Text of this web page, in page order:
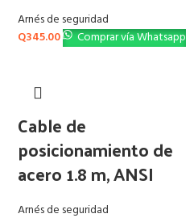
Arnés de seguridad
Q345.00 Comprar vía Whatsapp
Cable de
posicionamiento de
acero 1.8 m, ANSI
Arnés de seguridad